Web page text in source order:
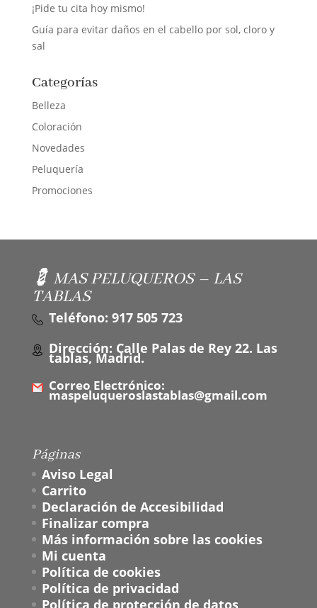
¡Pide tu cita hoy mismo!
Guía para evitar daños en el cabello por sol, cloro y
sal
Categorías
Belleza
Coloración
Novedades
Peluquería
Promociones
💈 MAS PELUQUEROS – LAS
TABLAS
Teléfono: 917 505 723
Dirección: Calle Palas de Rey 22. Las
tablas, Madrid.
Correo Electrónico:
maspeluqueroslastablas@gmail.com
Páginas
Aviso Legal
Carrito
Declaración de Accesibilidad
Finalizar compra
Más información sobre las cookies
Mi cuenta
Política de cookies
Política de privacidad
Política de protección de datos